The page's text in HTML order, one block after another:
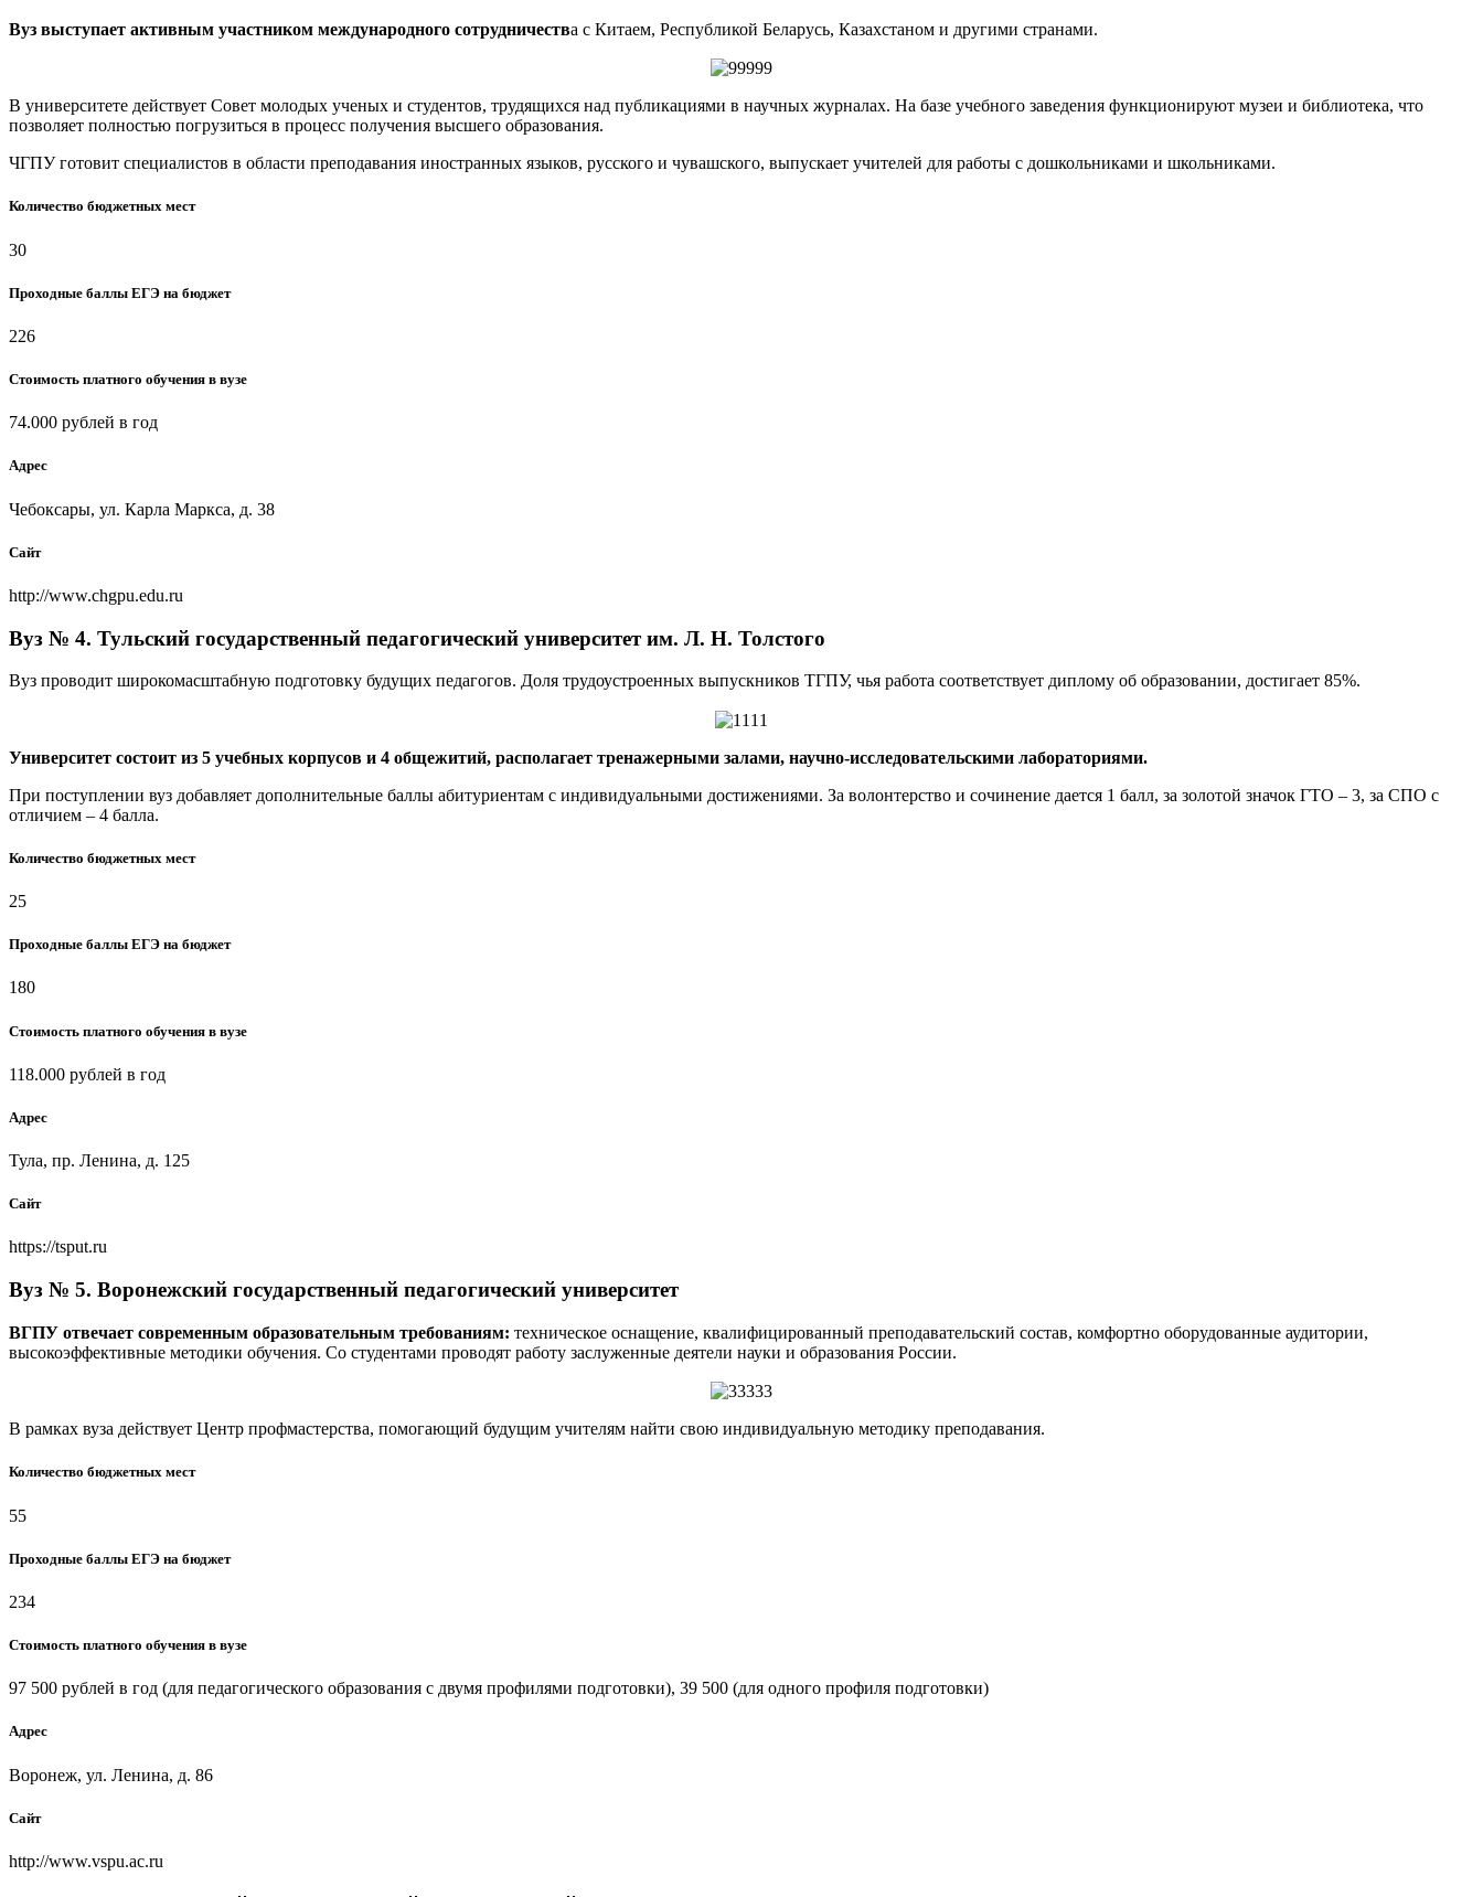
Вуз выступает активным участником международного сотрудничества с Китаем, Республикой Беларусь, Казахстаном и другими странами.
В университете действует Совет молодых ученых и студентов, трудящихся над публикациями в научных журналах. На базе учебного заведения функционируют музеи и библиотека, что
позволяет полностью погрузиться в процесс получения высшего образования.
ЧГПУ готовит специалистов в области преподавания иностранных языков, русского и чувашского, выпускает учителей для работы с дошкольниками и школьниками.
Количество бюджетных мест
30
Проходные баллы ЕГЭ на бюджет
226
Стоимость платного обучения в вузе
74.000 рублей в год
Адрес
Чебоксары, ул. Карла Маркса, д. 38
Сайт
http://www.chgpu.edu.ru
Вуз № 4. Тульский государственный педагогический университет им. Л. Н. Толстого
Вуз проводит широкомасштабную подготовку будущих педагогов. Доля трудоустроенных выпускников ТГПУ, чья работа соответствует диплому об образовании, достигает 85%.
Университет состоит из 5 учебных корпусов и 4 общежитий, располагает тренажерными залами, научно-исследовательскими лабораториями.
При поступлении вуз добавляет дополнительные баллы абитуриентам с индивидуальными достижениями. За волонтерство и сочинение дается 1 балл, за золотой значок ГТО – 3, за СПО с
отличием – 4 балла.
Количество бюджетных мест
25
Проходные баллы ЕГЭ на бюджет
180
Стоимость платного обучения в вузе
118.000 рублей в год
Адрес
Тула, пр. Ленина, д. 125
Сайт
https://tsput.ru
Вуз № 5. Воронежский государственный педагогический университет
ВГПУ отвечает современным образовательным требованиям: техническое оснащение, квалифицированный преподавательский состав, комфортно оборудованные аудитории,
высокоэффективные методики обучения. Со студентами проводят работу заслуженные деятели науки и образования России.
В рамках вуза действует Центр профмастерства, помогающий будущим учителям найти свою индивидуальную методику преподавания.
Количество бюджетных мест
55
Проходные баллы ЕГЭ на бюджет
234
Стоимость платного обучения в вузе
97 500 рублей в год (для педагогического образования с двумя профилями подготовки), 39 500 (для одного профиля подготовки)
Адрес
Воронеж, ул. Ленина, д. 86
Сайт
http://www.vspu.ac.ru